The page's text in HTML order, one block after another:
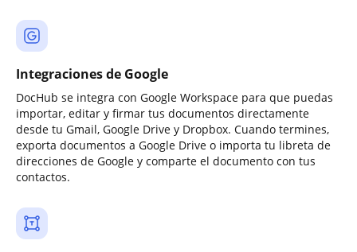
Integraciones de Google
DocHub se integra con Google Workspace para que puedas
importar, editar y firmar tus documentos directamente
desde tu Gmail, Google Drive y Dropbox. Cuando termines,
exporta documentos a Google Drive o importa tu libreta de
direcciones de Google y comparte el documento con tus
contactos.